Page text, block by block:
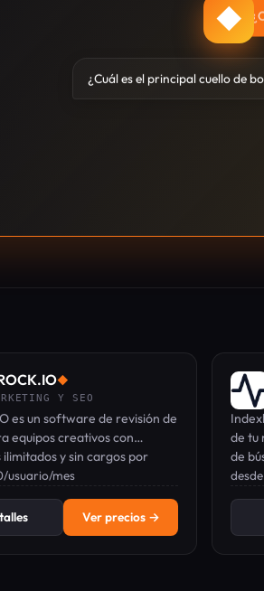
¿Cuál es el principal cuello de
◆
◆
Y SEO
es un software de revisión de
equipos creativos con
ilimitados y sin cargos por
usuario/mes
Ver precios →
de tu
de